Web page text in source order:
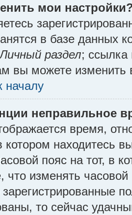
мои
в базе данных
Личный раздел; ссылка
вы можете изменить
началу
неправильное
время,
котором находитесь
пояс на тот, в
что изменять
зарегистрированные
то сейчас